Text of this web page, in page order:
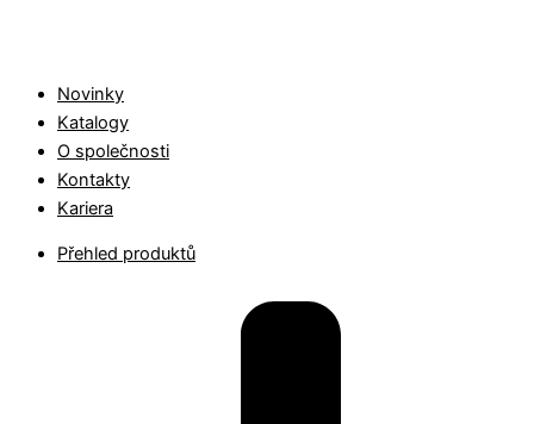
Novinky
Katalogy
O společnosti
Kontakty
Kariera
Přehled produktů